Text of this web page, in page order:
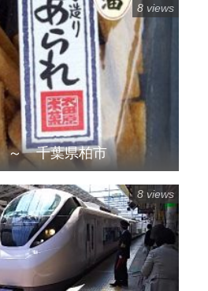
～ 千葉県柏市
8 views
8 views